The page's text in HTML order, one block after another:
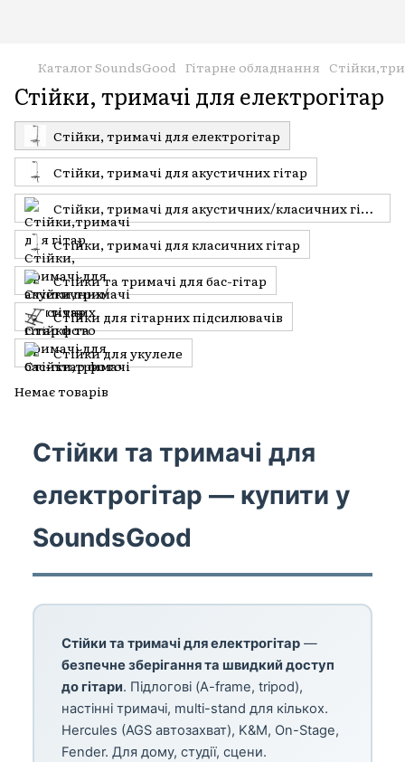
Каталог SoundsGood Гітарне обладнання
Стійки, тримачі для електрогітар
Стійки, тримачі для електрогітар
Стійки, тримачі для акустичних гітар
Стійки, тримачі для акустичних/класичних гітар
Стійки, тримачі для класичних гітар
Стійки та тримачі для бас-гітар
Стійки для гітарних підсилювачів
Стійки для укулеле
Немає товарів
Стійки та тримачі для
електрогітар — купити у
SoundsGood
Стійки та тримачі для електрогітар —
безпечне зберігання та швидкий доступ
до гітари. Підлогові (A-frame, tripod),
настінні тримачі, multi-stand для кількох.
Hercules (AGS автозахват), K&M, On-Stage,
Fender. Для дому, студії, сцени.